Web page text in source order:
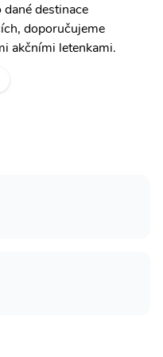
destinace
doporučujeme
akčními letenkami.